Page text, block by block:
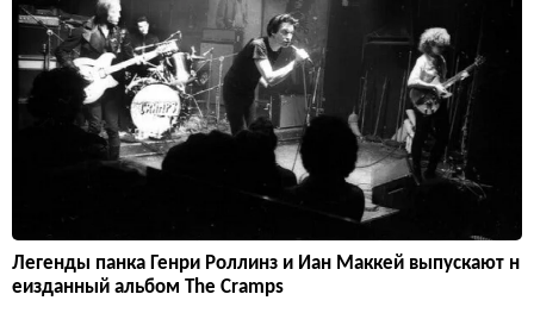
Легенды панка Генри Роллинз и Иан Маккей выпускают н
еизданный альбом The Cramps